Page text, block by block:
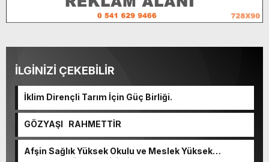
İLGİNİZİ ÇEKEBİLİR
İklim Dirençli Tarım İçin Güç Birliği.
GÖZYAŞI RAHMETTİR
Afşin Sağlık Yüksek Okulu ve Meslek Yüksek